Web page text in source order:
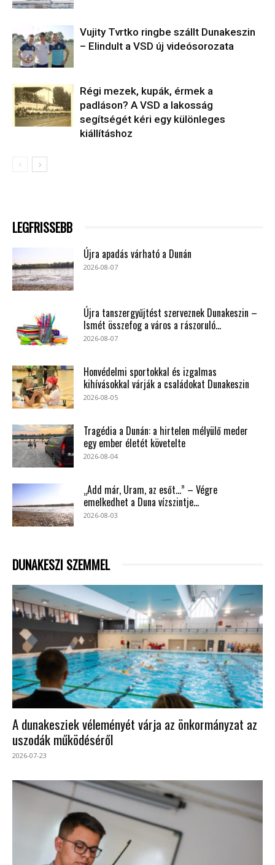
Vujity Tvrtko ringbe szállt Dunakeszin
– Elindult a VSD új videósorozata
Régi mezek, kupák, érmek a
padláson? A VSD a lakosság
segítségét kéri egy különleges
kiállításhoz
LEGFRISSEBB
Újra apadás várható a Dunán
2026-08-07
Újra tanszergyűjtést szerveznek Dunakeszin –
Ismét összefog a város a rászoruló...
2026-08-07
Honvédelmi sportokkal és izgalmas
kihívásokkal várják a családokat Dunakeszin
2026-08-05
Tragédia a Dunán: a hirtelen mélyülő meder
egy ember életét követelte
2026-08-04
„Add már, Uram, az esőt…” – Végre
emelkedhet a Duna vízszintje...
2026-08-03
DUNAKESZI SZEMMEL
A dunakesziek véleményét várja az önkormányzat az
uszodák működéséről
2026-07-23